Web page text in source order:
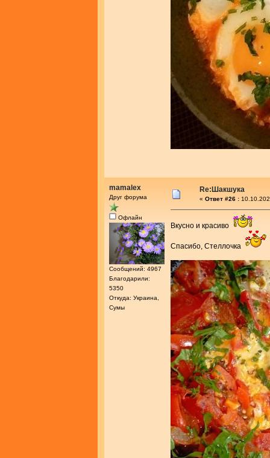
mamalex
Друг форума
Офлайн
Сообщений: 4967
Благодарили:
5350
Откуда: Украина,
Сумы
Re:Шакшука
« Ответ #26 :
Вкусно и красиво
Спасибо, Стеллочка